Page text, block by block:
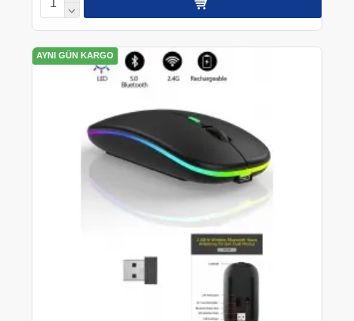
AYNI GÜN KARGO